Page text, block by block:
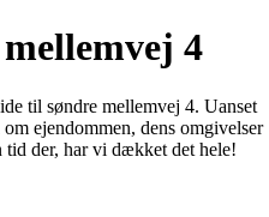
4
til søndre mellemvej 4. Uanset
ejendommen, dens omgivelser
tid der, har vi dækket det hele!